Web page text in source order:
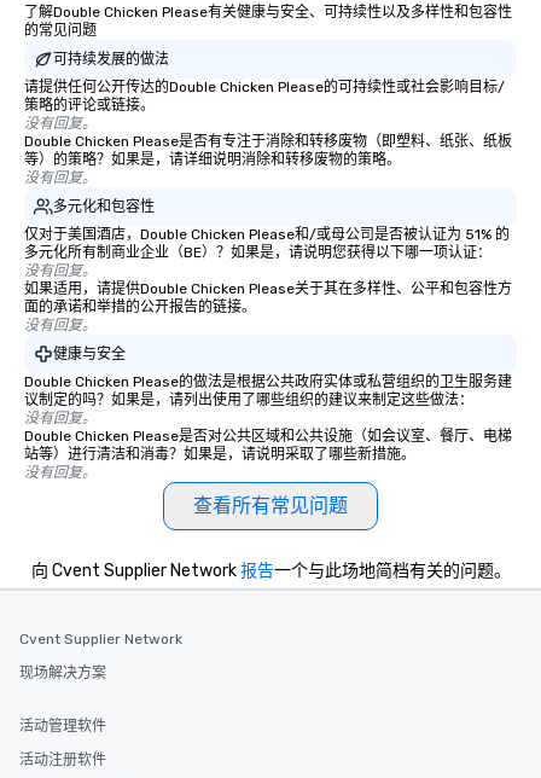
vice (the area is
activities back in the
York, hence the
never sleeps”.
了解Double Chicken Please有关健康与安全、可持续性以及多样性和包容性
的常见问题
可持续发展的做法
请提供任何公开传达的Double Chicken Please的可持续性或社会影响目标/
策略的评论或链接。
没有回复。
Double Chicken Please是否有专注于消除和转移废物（即塑料、纸张、纸板
等）的策略？如果是，请详细说明消除和转移废物的策略。
没有回复。
多元化和包容性
仅对于美国酒店，Double Chicken Please和/或母公司是否被认证为 51% 的
多元化所有制商业企业（BE）？如果是，请说明您获得以下哪一项认证：
没有回复。
如果适用，请提供Double Chicken Please关于其在多样性、公平和包容性方
面的承诺和举措的公开报告的链接。
没有回复。
健康与安全
Double Chicken Please的做法是根据公共政府实体或私营组织的卫生服务建
议制定的吗？如果是，请列出使用了哪些组织的建议来制定这些做法：
没有回复。
Double Chicken Please是否对公共区域和公共设施（如会议室、餐厅、电梯
站等）进行清洁和消毒？如果是，请说明采取了哪些新措施。
没有回复。
查看所有常见问题
向 Cvent Supplier Network报告一个与此场地简档有关的问题。
Cvent Supplier Network
现场解决方案
活动管理软件
活动注册软件